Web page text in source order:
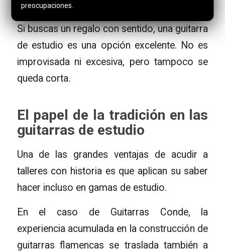
Regalos con criterio
Si buscas un regalo con sentido, una guitarra
de estudio es una opción excelente. No es
improvisada ni excesiva, pero tampoco se
queda corta.
El papel de la tradición en las
guitarras de estudio
Una de las grandes ventajas de acudir a
talleres con historia es que aplican su saber
hacer incluso en gamas de estudio.
En el caso de Guitarras Conde, la
experiencia acumulada en la construcción de
guitarras flamencas se traslada también a
preocupaciones.